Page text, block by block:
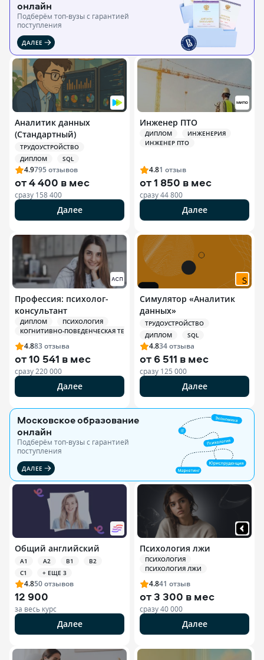
онлайн
Подберём топ-вузы c гарантией
поступления
ДАЛЕЕ
Аналитик данных
(Стандартный)
ТРУДОУСТРОЙСТВО
ДИПЛОМ
SQL
4.9795отзывов
от4 400 в мес
сразу 158 400
Далее
Инженер ПТО
ДИПЛОМ
ИНЖЕНЕРИЯ
ИНЖЕНЕР ПТО
4.81 отзыв
от1 850 в мес
сразу44 800
Далее
Профессия: психолог-
консультант
ДИПЛОМ
ПСИХОЛОГИЯ
КОГНИТИВНО-ПОВЕДЕНЧЕСКАЯ ТЕРАПИЯ (КПТ)
4.883отзыва
от10 541 в мес
сразу 220 000
Далее
Симулятор «Аналитик
данных»
ТРУДОУСТРОЙСТВО
ДИПЛОМ
SQL
4.834отзыва
от 6 511 в мес
сразу 125 000
Далее
Московское образование
онлайн
Подберём топ-вузы c гарантией
поступления
ДАЛЕЕ
Общий английский
A1 A2 B1
B2
C1
+ ЕЩЕ 3
4.850отзывов
12 900
за весь курс
Далее
Психология лжи
ПСИХОЛОГИЯ
ПСИХОЛОГИЯ ЛЖИ
4.841 отзыв
от3 300 в мес
сразу40 000
Далее